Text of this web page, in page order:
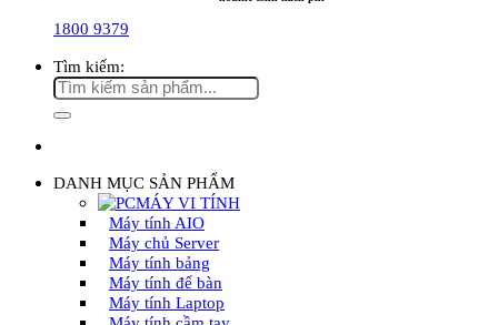
1800 9379
Tìm kiếm:
DANH MỤC SẢN PHẨM
MÁY VI TÍNH
Máy tính AIO
Máy chủ Server
Máy tính bảng
Máy tính để bàn
Máy tính Laptop